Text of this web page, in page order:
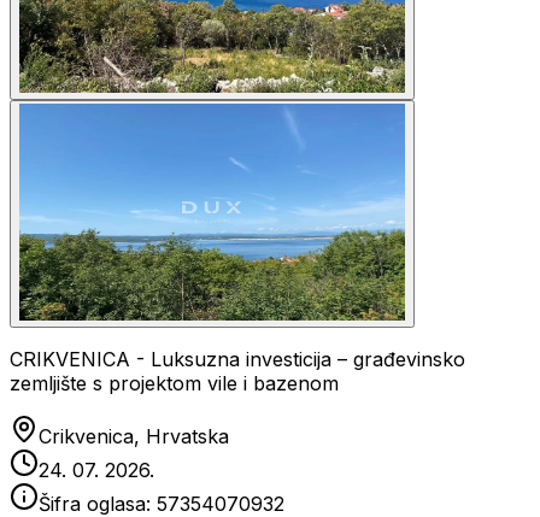
CRIKVENICA - Luksuzna investicija – građevinsko
zemljište s projektom vile i bazenom
Crikvenica, Hrvatska
24. 07. 2026.
Šifra oglasa: 57354070932